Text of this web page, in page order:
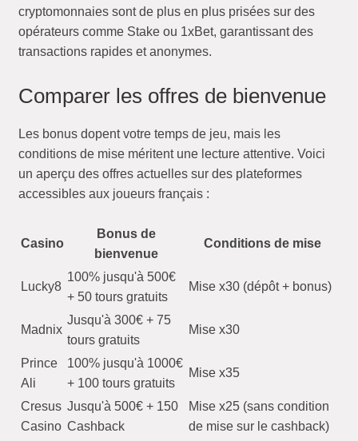
cryptomonnaies sont de plus en plus prisées sur des
opérateurs comme Stake ou 1xBet, garantissant des
transactions rapides et anonymes.
Comparer les offres de bienvenue
Les bonus dopent votre temps de jeu, mais les
conditions de mise méritent une lecture attentive. Voici
un aperçu des offres actuelles sur des plateformes
accessibles aux joueurs français :
Casino
Bonus de
bienvenue
Conditions de mise
Lucky8
100% jusqu'à 500€
+ 50 tours gratuits
Mise x30 (dépôt + bonus)
Madnix
Jusqu'à 300€ + 75
tours gratuits
Mise x30
Prince
Ali
100% jusqu'à 1000€
+ 100 tours gratuits
Mise x35
Cresus
Casino
Jusqu'à 500€ + 150
Cashback
Mise x25 (sans condition
de mise sur le cashback)